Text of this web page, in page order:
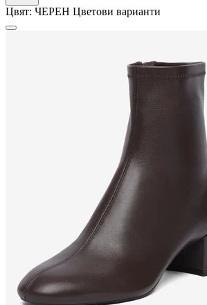
Цвят: ЧЕРЕН Цветови варианти